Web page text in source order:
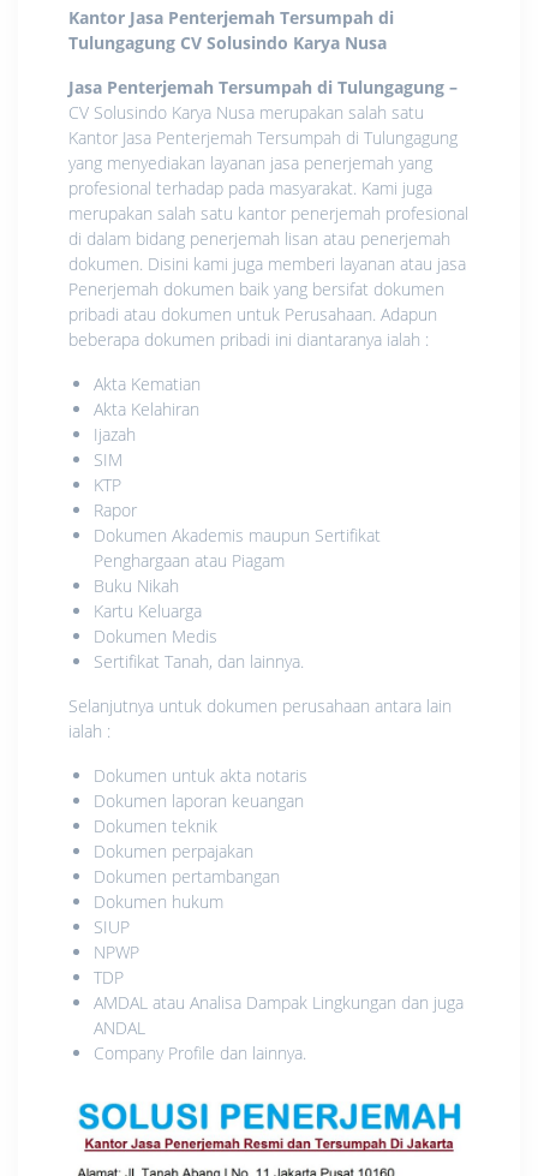
Kantor Jasa Penterjemah Tersumpah di
Tulungagung CV Solusindo Karya Nusa
Jasa Penterjemah Tersumpah di Tulungagung –
CV Solusindo Karya Nusa merupakan salah satu
Kantor Jasa Penterjemah Tersumpah di Tulungagung
yang menyediakan layanan jasa penerjemah yang
profesional terhadap pada masyarakat. Kami juga
merupakan salah satu kantor penerjemah profesional
di dalam bidang penerjemah lisan atau penerjemah
dokumen. Disini kami juga memberi layanan atau jasa
Penerjemah dokumen baik yang bersifat dokumen
pribadi atau dokumen untuk Perusahaan. Adapun
beberapa dokumen pribadi ini diantaranya ialah :
Akta Kematian
Akta Kelahiran
Ijazah
SIM
KTP
Rapor
Dokumen Akademis maupun Sertifikat
Penghargaan atau Piagam
Buku Nikah
Kartu Keluarga
Dokumen Medis
Sertifikat Tanah, dan lainnya.
Selanjutnya untuk dokumen perusahaan antara lain
ialah :
Dokumen untuk akta notaris
Dokumen laporan keuangan
Dokumen teknik
Dokumen perpajakan
Dokumen pertambangan
Dokumen hukum
SIUP
NPWP
TDP
AMDAL atau Analisa Dampak Lingkungan dan juga
ANDAL
Company Profile dan lainnya.